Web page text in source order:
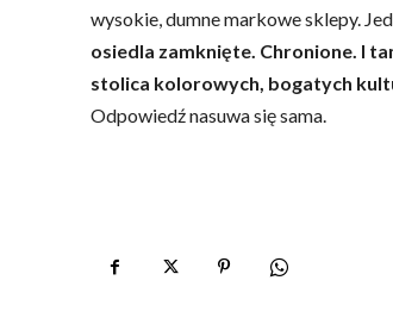
wysokie, dumne markowe sklepy.
osiedla zamknięte. Chronione. I
stolica kolorowych, bogatych
Odpowiedź nasuwa się sama.